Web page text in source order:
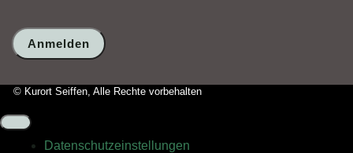
Dann
wählen
Sie
den
© Kurort Seiffen, Alle Rechte vorbehalten
Datenschutz­einstellungen